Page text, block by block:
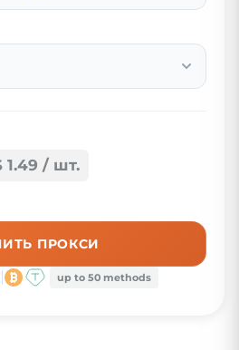
1.49 / шт.
ПРОКСИ
up to 50 methods